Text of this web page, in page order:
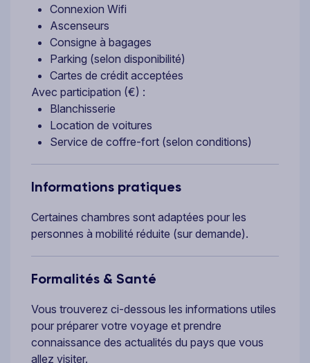
Connexion Wifi
Ascenseurs
Consigne à bagages
Parking (selon disponibilité)
Cartes de crédit acceptées
Avec participation (€) :
Blanchisserie
Location de voitures
Service de coffre-fort (selon conditions)
Informations pratiques
Certaines chambres sont adaptées pour les
personnes à mobilité réduite (sur demande).
Formalités & Santé
Vous trouverez ci-dessous les informations utiles
pour préparer votre voyage et prendre
connaissance des actualités du pays que vous
allez visiter.